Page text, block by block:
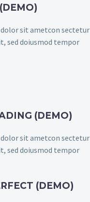
sit ametcon sectetur
sed doiusmod tempor
(DEMO)
sit ametcon sectetur
sed doiusmod tempor
(DEMO)